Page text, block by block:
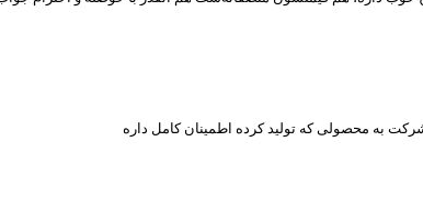
به محصولی که تولید کرده اطمینان کامل داره